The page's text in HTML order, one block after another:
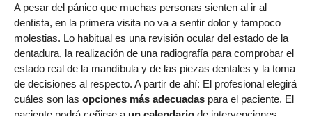
A pesar del pánico que muchas personas sienten al ir al
dentista, en la primera visita no va a sentir dolor y tampoco
molestias. Lo habitual es una revisión ocular del estado de la
dentadura, la realización de una radiografía para comprobar el
estado real de la mandíbula y de las piezas dentales y la toma
de decisiones al respecto. A partir de ahí: El profesional elegirá
cuáles son las opciones más adecuadas para el paciente. El